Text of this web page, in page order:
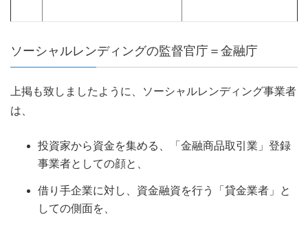
ソーシャルレンディングの監督官庁＝金融庁
上掲も致しましたように、ソーシャルレンディング事業者
は、
投資家から資金を集める、「金融商品取引業」登録
事業者としての顔と、
借り手企業に対し、資金融資を行う「貸金業者」と
しての側面を、